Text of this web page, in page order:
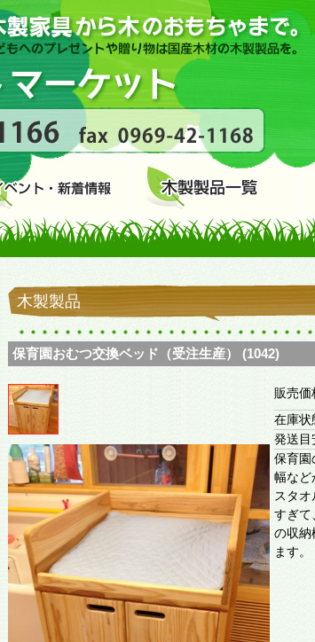
木製製品
保育園おむつ交換ベッド（受注生産） (1042)
販売価
在庫状
発送目
保育園
幅など
スタ
すぎて
の収納
ます。